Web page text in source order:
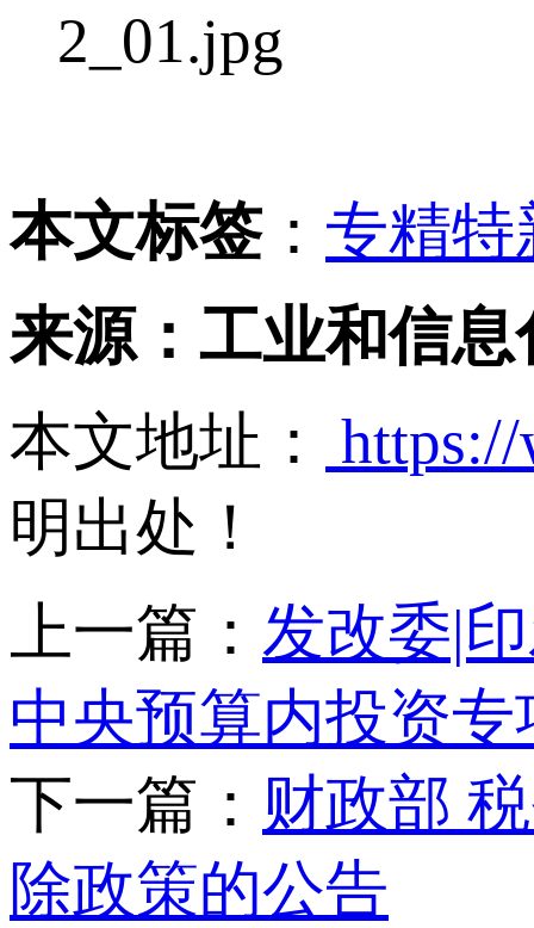
本文标签： 专精特
来源：工业和信息
本文地址：
明出处！
上一篇： 发改委|
中央预算内投资
下一篇： 财政部
除政策的公告